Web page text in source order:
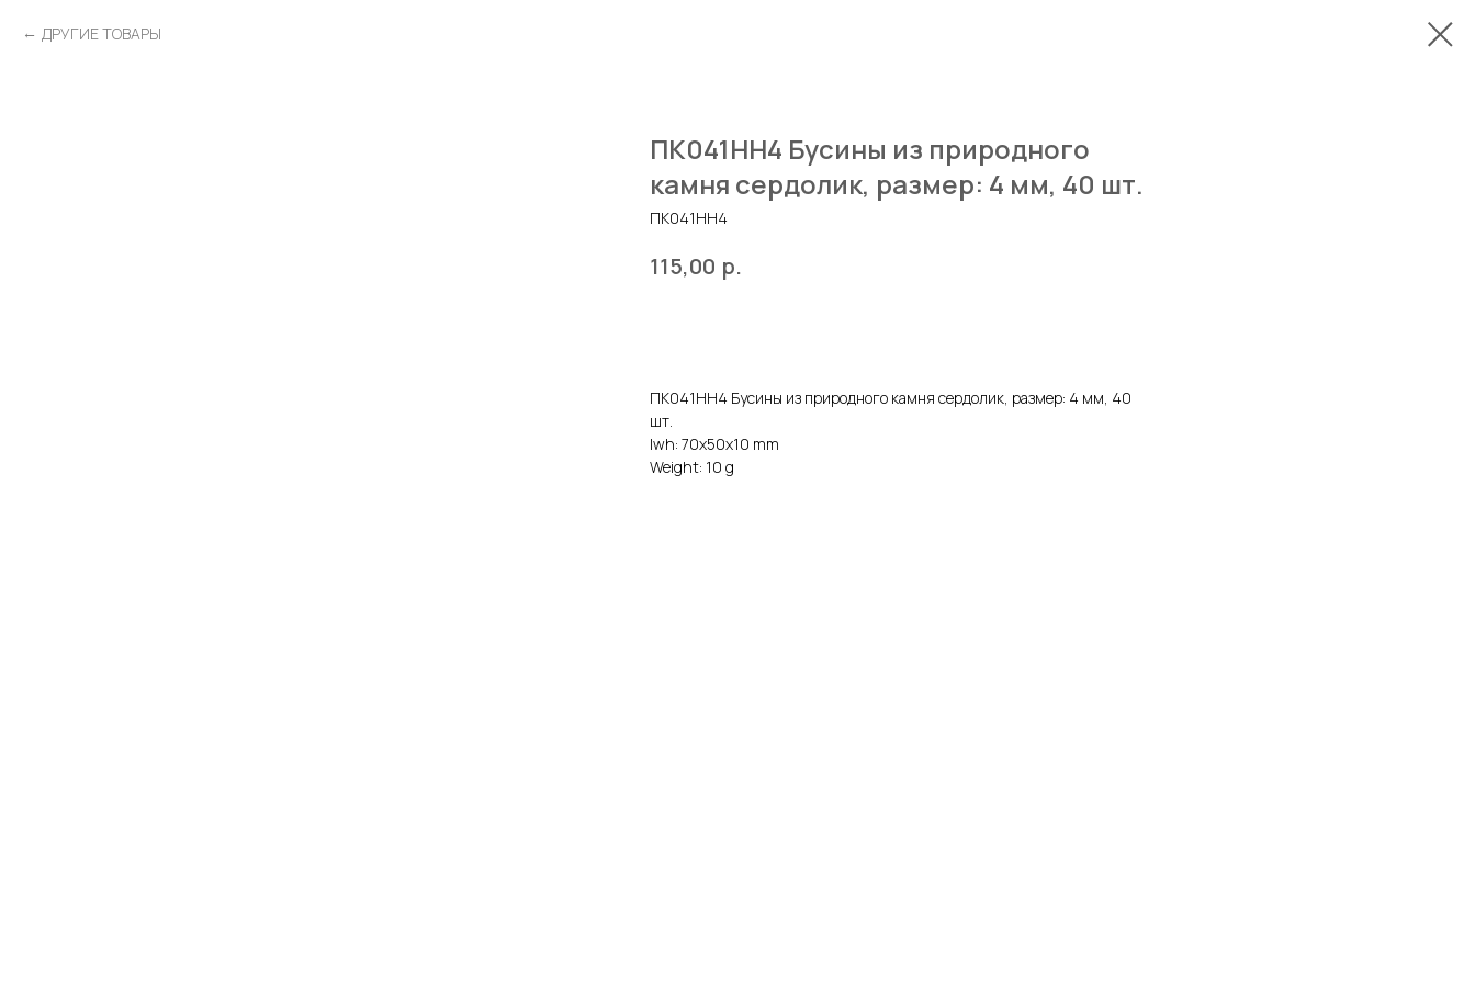
ДРУГИЕ ТОВАРЫ
ПК041НН4 Бусины из природного
камня сердолик, размер: 4 мм, 40 шт.
ПК041НН4
115,00 р.
ПК041НН4 Бусины из природного камня сердолик, размер: 4 мм, 40
шт.
lwh: 70x50x10 mm
Weight: 10 g